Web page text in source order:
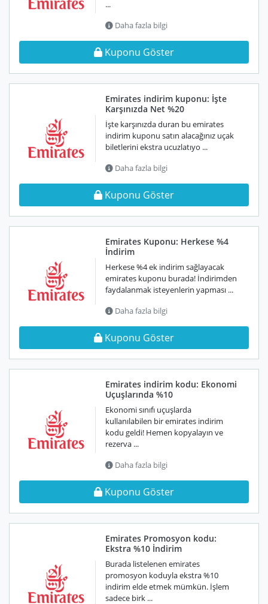
...
Daha fazla bilgi
Kuponu Göster
Emirates indirim kuponu: İşte
Karşınızda Net %20
İşte karşınızda duran bu emirates
indirim kuponu satın alacağınız uçak
biletlerini ekstra ucuzlatıyo ...
Daha fazla bilgi
Kuponu Göster
Emirates Kuponu: Herkese %4
İndirim
Herkese %4 ek indirim sağlayacak
emirates kuponu burada! İndirimden
faydalanmak isteyenlerin yapması ...
Daha fazla bilgi
Kuponu Göster
Emirates indirim kodu: Ekonomi
Uçuşlarında %10
Ekonomi sınıfı uçuşlarda
kullanılabilen bir emirates indirim
kodu geldi! Hemen kopyalayın ve
rezerva ...
Daha fazla bilgi
Kuponu Göster
Emirates Promosyon kodu:
Ekstra %10 İndirim
Burada listelenen emirates
promosyon koduyla ekstra %10
indirim elde etmek mümkün. İşlem
sadece birk ...